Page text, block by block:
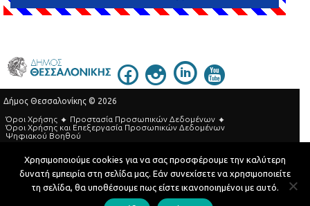
Δήμος Θεσσαλονίκης © 2026
Όροι Χρήσης
Προστασία Προσωπικών Δεδομένων
Όροι Xρήσης και Eπεξεργασία Προσωπικών Δεδομένων
Ψηφιακού Βοηθού
Τηλεφωνικός Κατάλογος
Developed by MyCompany Projects
Χρησιμοποιούμε cookies για να σας προσφέρουμε την καλύτερη
δυνατή εμπειρία στη σελίδα μας. Εάν συνεχίσετε να χρησιμοποιείτε
τη σελίδα, θα υποθέσουμε πως είστε ικανοποιημένοι με αυτό.